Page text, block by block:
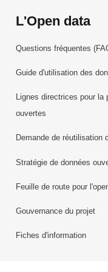
L'Open data
Questions fréquentes
Guide d'utilisation des
Lignes directrices pour la
ouvertes
Demande de réutilisation
Stratégie de données
Feuille de route pour
Gouvernance du projet
Fiches d'information